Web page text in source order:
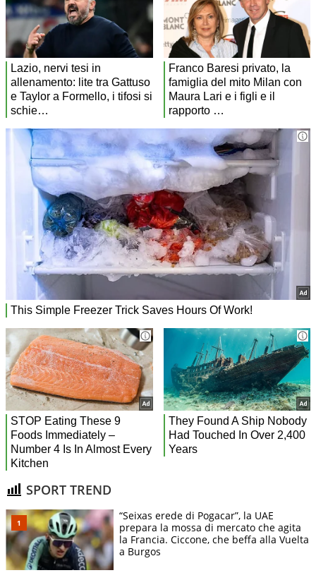
SPORT TREND
“Seixas erede di Pogacar”, la UAE
prepara la mossa di mercato che agita
la Francia. Ciccone, che beffa alla Vuelta
a Burgos